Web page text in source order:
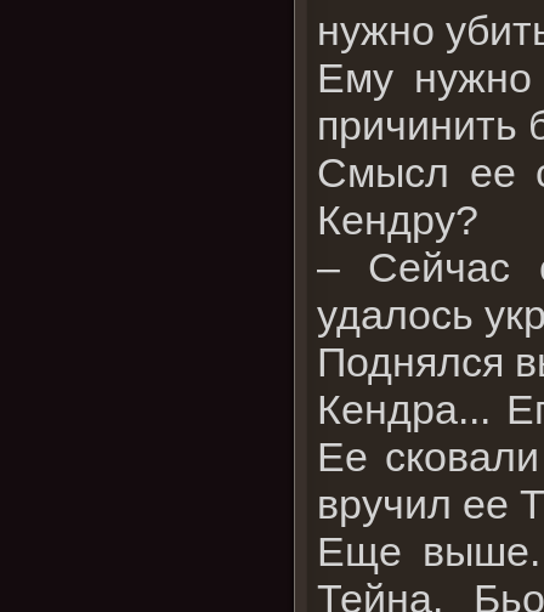
нужно
Ему нужно
причинить
Смысл ее
Кендру?
– Сейчас
удалось
Поднялся
Кендра...
Ее
вручил ее
Еще
Тейна.